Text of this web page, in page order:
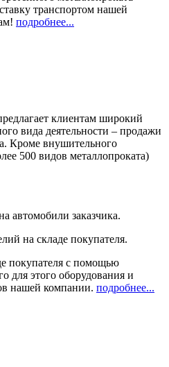
транспортом нашей
подробнее...
клиентам широкий
вида деятельности – продажи
Кроме внушительного
500 видов металлопроката)
автомобили заказчика.
на складе покупателя.
покупателя с помощью
для этого оборудования и
нашей компании. подробнее...